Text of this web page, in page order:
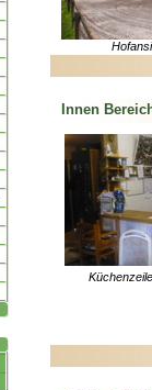
Innen